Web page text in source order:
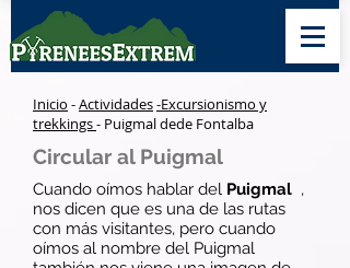
Inicio -Actividades-Excursionismo y
trekkings- Puigmal dede Fontalba
Circular al Puigmal
Cuando oímos hablar del Puigmal ,
nos dicen que es una de las rutas
con más visitantes, pero cuando
oímos al nombre del Puigmal